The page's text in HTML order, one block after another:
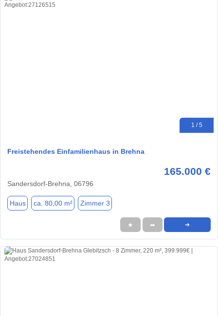
1 / 5
Freistehendes Einfamilienhaus in Brehna
165.000 €
Sandersdorf-Brehna, 06796
Haus ca. 80,00 m² Zimmer 3
★ ➦ ➜